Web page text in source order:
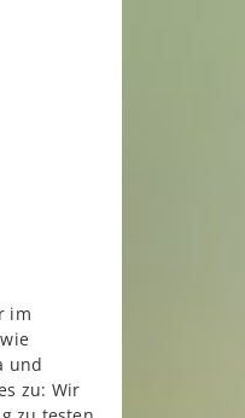
im
und
zu: Wir